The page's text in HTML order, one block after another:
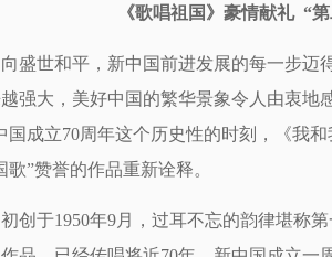
《歌唱祖国》豪情献礼 “
盛世和平，新中国前进发展的每一步
强大，美好中国的繁华景象令人由衷地
国成立70周年这个历史性的时刻，《我
”赞誉的作品重新诠释。
初创于1950年9月，过耳不忘的韵律堪称